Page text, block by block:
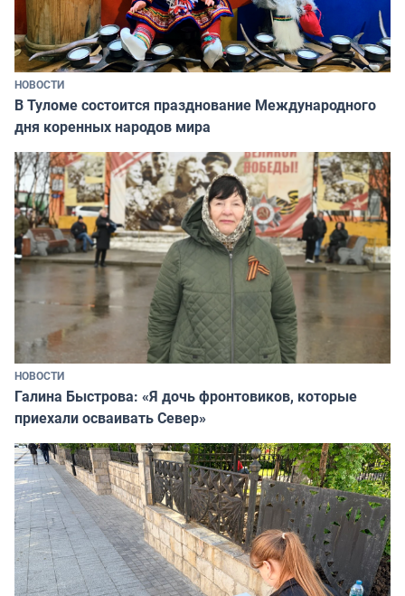
НОВОСТИ
В Туломе состоится празднование Международного
дня коренных народов мира
НОВОСТИ
Галина Быстрова: «Я дочь фронтовиков, которые
приехали осваивать Север»